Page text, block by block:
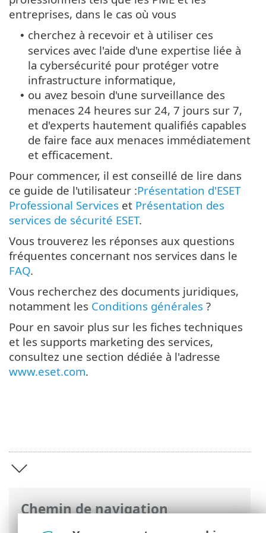
Chemin de navigation
entreprises, dans le cas où vous
• cherchez à recevoir et à utiliser ces
services avec l'aide d'une expertise liée à
la cybersécurité pour protéger votre
infrastructure informatique,
• ou avez besoin d'une surveillance des
menaces 24 heures sur 24, 7 jours sur 7,
et d'experts hautement qualifiés capables
de faire face aux menaces immédiatement
et efficacement.
Pour commencer, il est conseillé de lire dans
ce guide de l'utilisateur :Présentation d'ESET
Professional Services et Présentation des
services de sécurité ESET.
Vous trouverez les réponses aux questions
fréquentes concernant nos services dans le
FAQ.
Vous recherchez des documents juridiques,
notamment les Conditions générales ?
Pour en savoir plus sur les fiches techniques
et les supports marketing des services,
consultez une section dédiée à l'adresse
www.eset.com.